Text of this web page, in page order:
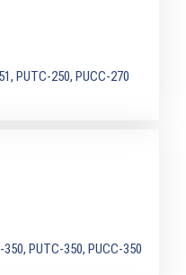
PUTC-250, PUCC-270
350, PUTC-350, PUCC-350